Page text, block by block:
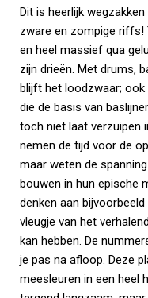
Dit is heerlijk
zware en zompige riffs!
en heel massief qua
zijn drieën. Met drums,
blijft het loodzwaar;
die de basis van
toch niet laat verzuipen
nemen de tijd voor de
maar weten de
bouwen in hun epische
denken aan
vleugje van het
kan hebben. De
je pas na afloop. Deze
meesleuren in een heel